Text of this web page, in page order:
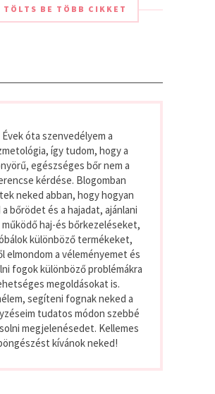
TÖLTS BE TÖBB CIKKET
Évek óta szenvedélyem a
így tudom, hogy a
egészséges bőr nem a
kérdése. Blogomban
neked abban, hogy hogyan
a bőrödet és a hajadat, ajánlani
haj-és bőrkezeléseket,
különböző termékeket,
elmondom a véleményemet és
fogok különböző problémákra
megoldásokat is.
segíteni fognak neked a
tudatos módon szebbé
megjelenésedet. Kellemes
kívánok neked!